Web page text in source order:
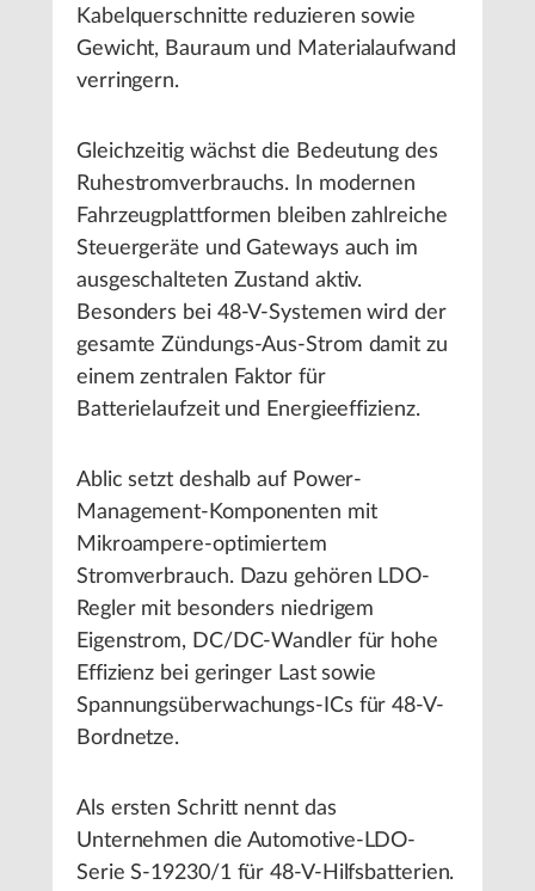
Kabelquerschnitte reduzieren sowie
Gewicht, Bauraum und Materialaufwand
verringern.
Gleichzeitig wächst die Bedeutung des
Ruhestromverbrauchs. In modernen
Fahrzeugplattformen bleiben zahlreiche
Steuergeräte und Gateways auch im
ausgeschalteten Zustand aktiv.
Besonders bei 48-V-Systemen wird der
gesamte Zündungs-Aus-Strom damit zu
einem zentralen Faktor für
Batterielaufzeit und Energieeffizienz.
Ablic setzt deshalb auf Power-
Management-Komponenten mit
Mikroampere-optimiertem
Stromverbrauch. Dazu gehören LDO-
Regler mit besonders niedrigem
Eigenstrom, DC/DC-Wandler für hohe
Effizienz bei geringer Last sowie
Spannungsüberwachungs-ICs für 48-V-
Bordnetze.
Als ersten Schritt nennt das
Unternehmen die Automotive-LDO-
Serie S-19230/1 für 48-V-Hilfsbatterien.